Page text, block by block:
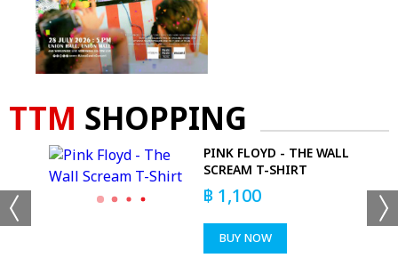
TTM SHOPPING
PINK FLOYD - THE WALL
SCREAM T-SHIRT
฿ 1,100
BUY NOW